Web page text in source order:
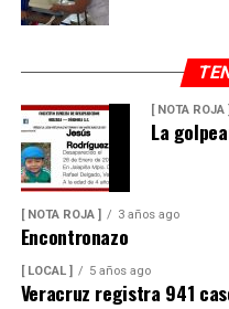
[ NOTA ROJA ]
La
[ NOTA ROJA ] 3 años ago
Encontronazo
[ LOCAL ] 5 años ago
Veracruz registra 941